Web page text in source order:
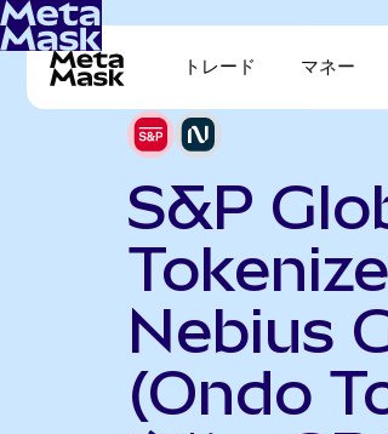
トレード マネー
S&P
Nebius
(Ondo